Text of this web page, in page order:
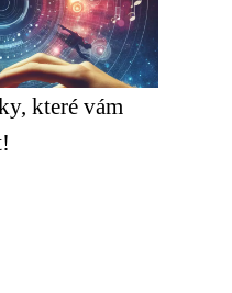
které vám